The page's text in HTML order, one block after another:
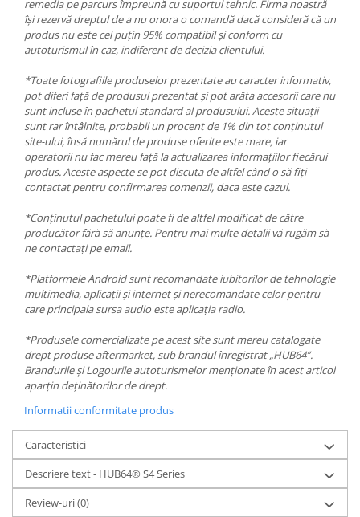
remedia pe parcurs împreună cu suportul tehnic. Firma noastră
își rezervă dreptul de a nu onora o comandă dacă consideră că un
produs nu este cel puțin 95% compatibil și conform cu
autoturismul în caz, indiferent de decizia clientului.
*Toate fotografiile produselor prezentate au caracter informativ,
pot diferi față de produsul prezentat și pot arăta accesorii care nu
sunt incluse în pachetul standard al produsului. Aceste situații
sunt rar întâlnite, probabil un procent de 1% din tot conținutul
site-ului, însă numărul de produse oferite este mare, iar
operatorii nu fac mereu față la actualizarea informațiilor fiecărui
produs. Aceste aspecte se pot discuta de altfel când o să fiți
contactat pentru confirmarea comenzii, daca este cazul.
*Conținutul pachetului poate fi de altfel modificat de către
producător fără să anunțe. Pentru mai multe detalii vă rugăm să
ne contactați pe email.
*Platformele Android sunt recomandate iubitorilor de tehnologie
multimedia, aplicații și internet și nerecomandate celor pentru
care principala sursa audio este aplicația radio.
*Produsele comercializate pe acest site sunt mereu catalogate
drept produse aftermarket, sub brandul înregistrat „HUB64”.
Brandurile și Logourile autoturismelor menționate în acest articol
aparțin deținătorilor de drept.
Informatii conformitate produs
Caracteristici
Descriere text - HUB64® S4 Series
Review-uri(0)